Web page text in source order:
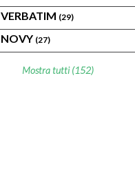
VERBATIM (29)
NOVY (27)
Mostra tutti (152)